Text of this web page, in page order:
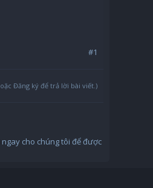
#1
Đăng ký để trả lời bài viết.)
cho chúng tôi để được